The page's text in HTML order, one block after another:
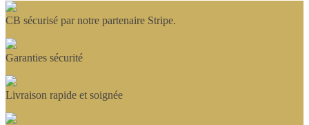
CB sécurisé par notre partenaire Stripe.
Garanties sécurité
Livraison rapide et soignée